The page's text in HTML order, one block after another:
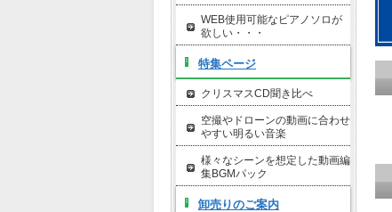
WEB使用可能なピアノソロが
欲しい・・・
特集ページ
クリスマスCD聞き比べ
空撮やドローンの動画に合わせ
やすい明るい音楽
様々なシーンを想定した動画編
集BGMパック
卸売りのご案内